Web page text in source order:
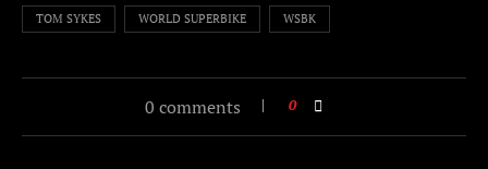
TOM SYKES WORLD SUPERBIKE WSBK
0 comments 0